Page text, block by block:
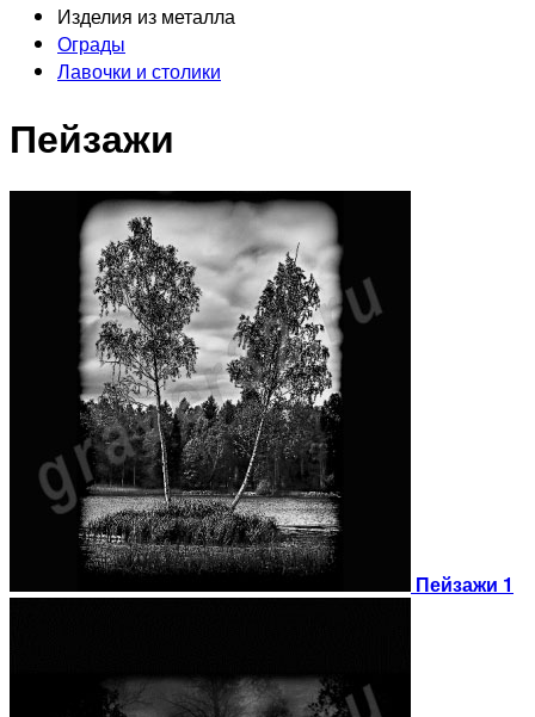
Изделия из металла
Ограды
Лавочки и столики
Пейзажи
Пейзажи 1